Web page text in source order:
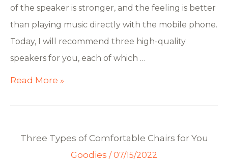
of the speaker is stronger, and the feeling is better
than playing music directly with the mobile phone.
Today, I will recommend three high-quality
speakers for you, each of which …
Read More »
Three Types of Comfortable Chairs for You
Goodies / 07/15/2022